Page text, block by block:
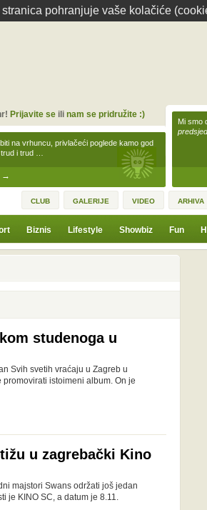
pohranjuje vaše kolačiće
→
na vrhuncu, privlačeći poglede kamo god
i trud …
Prijavite seili nam se pridružite :)
Mi smo
CLUB GALERIJE VIDEO ARHIVA
Biznis Lifestyle Showbiz Fun
studenoga u
Svih svetih vraćaju u Zagreb u
istoimeni album. On je
u zagrebački Kino
majstori Swans održati još jedan
je KINO SC, a datum je 8.11.